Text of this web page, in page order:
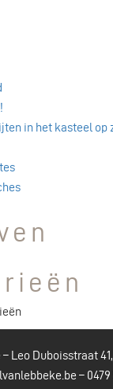
in het kasteel op
Leo Duboisstraat
–